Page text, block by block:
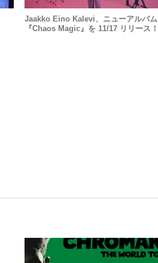
Jaakko Eino Kalevi、ニューアルバム
『Chaos Magic』を 11/17 リリース！